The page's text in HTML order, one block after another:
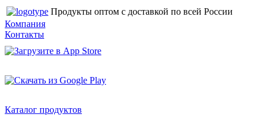
Продукты оптом с доставкой по всей России
Компания
Контакты
Каталог продуктов